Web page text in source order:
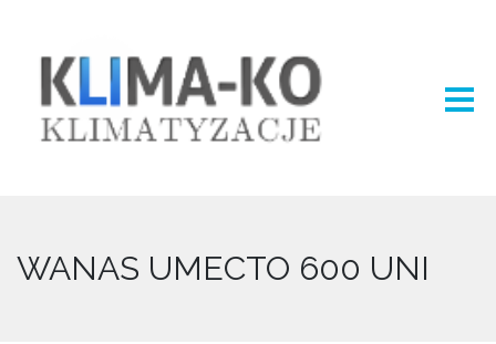
WANAS UMECTO 600 UNI